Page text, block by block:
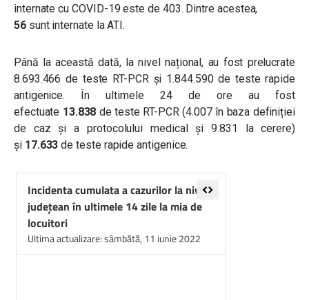
internate cu COVID-19 este de 403. Dintre acestea,
56sunt internate la ATI.
Până la această dată, la nivel național, au fost prelucrate
8.693.466 de teste RT-PCR și 1.844.590 de teste rapide
antigenice. În ultimele 24 de ore au fost
efectuate 13.838 de teste RT-PCR (4.007 în baza definiției
de caz și a protocolului medical și 9.831 la cerere)
și 17.633 de teste rapide antigenice.